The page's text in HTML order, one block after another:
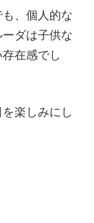
、個人的な
ダは子供な
在感でし
楽しみにし